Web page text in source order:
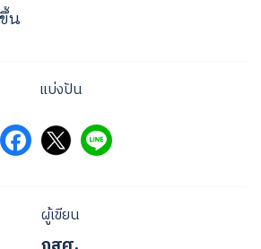
น
แบ่งปัน
ผู้เขียน